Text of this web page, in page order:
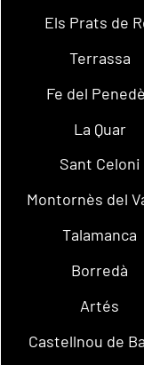
Els Prats de
Terrassa
Fe del
La Quar
Sant Celoni
Montornès del
Talamanca
Borredà
Artés
Castellnou de